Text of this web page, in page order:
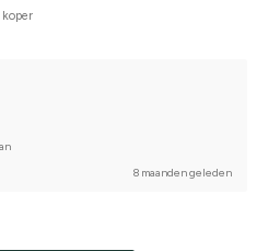
8 maanden geleden